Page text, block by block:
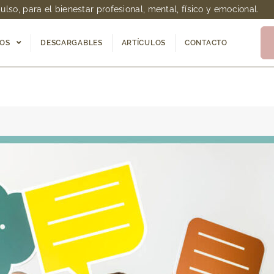
para el bienestar profesional, mental, físico y emocional.
DESCARGABLES ARTÍCULOS CONTACTO